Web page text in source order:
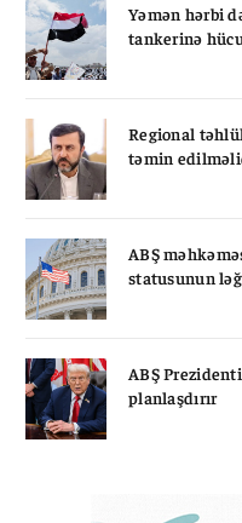
Yəmən hərbi
tankerinə
Regional
təmin
ABŞ
statusunun
ABŞ
planlaşdırır